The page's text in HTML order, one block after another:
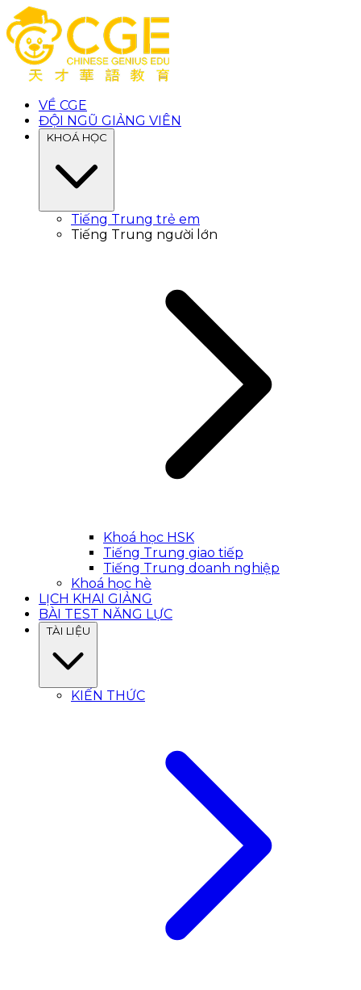
VỀ CGE
ĐỘI NGŨ GIẢNG VIÊN
KHOÁ HỌC
Tiếng Trung trẻ em
Tiếng Trung người lớn
Khoá học HSK
Tiếng Trung giao tiếp
Tiếng Trung doanh nghiệp
Khoá học hè
LỊCH KHAI GIẢNG
BÀI TEST NĂNG LỰC
TÀI LIỆU
KIẾN THỨC